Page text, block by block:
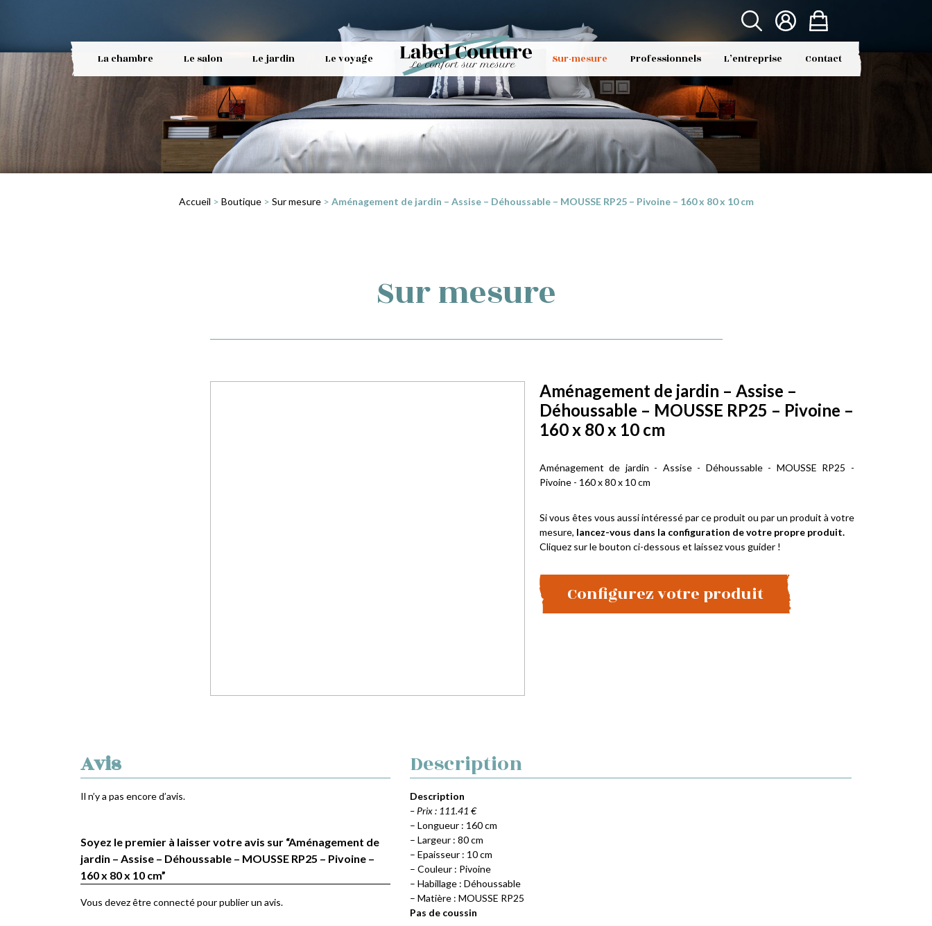
La chambre Le salon Le jardin Le voyage Sur-mesure Professionnels L’entreprise Contact
Accueil > Boutique> Sur mesure> Aménagement de jardin – Assise – Déhoussable – MOUSSE RP25 – Pivoine – 160 x 80 x 10 cm
Sur mesure
Aménagement de jardin – Assise –
Déhoussable – MOUSSE RP25 – Pivoine –
160 x 80 x 10 cm
Aménagement de jardin - Assise - Déhoussable - MOUSSE RP25 -
Pivoine - 160 x 80 x 10 cm
Si vous êtes vous aussi intéressé par ce produit ou par un produit à votre
mesure, lancez-vous dans la configuration de votre propre produit.
Cliquez sur le bouton ci-dessous et laissez vous guider !
Configurez votre produit
Avis
Il n’y a pas encore d’avis.
Soyez le premier à laisser votre avis sur “Aménagement de
jardin – Assise – Déhoussable – MOUSSE RP25 – Pivoine –
160 x 80 x 10 cm”
Vous devez êtreconnectépour publier un avis.
Description
Description
– Prix : 111.41 €
– Longueur : 160 cm
– Largeur : 80 cm
– Epaisseur : 10 cm
– Couleur : Pivoine
– Habillage : Déhoussable
– Matière : MOUSSE RP25
Pas de coussin